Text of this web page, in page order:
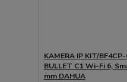
KAMERA IP KIT/
BULLET C1 Wi-Fi 6,
mm DAHUA